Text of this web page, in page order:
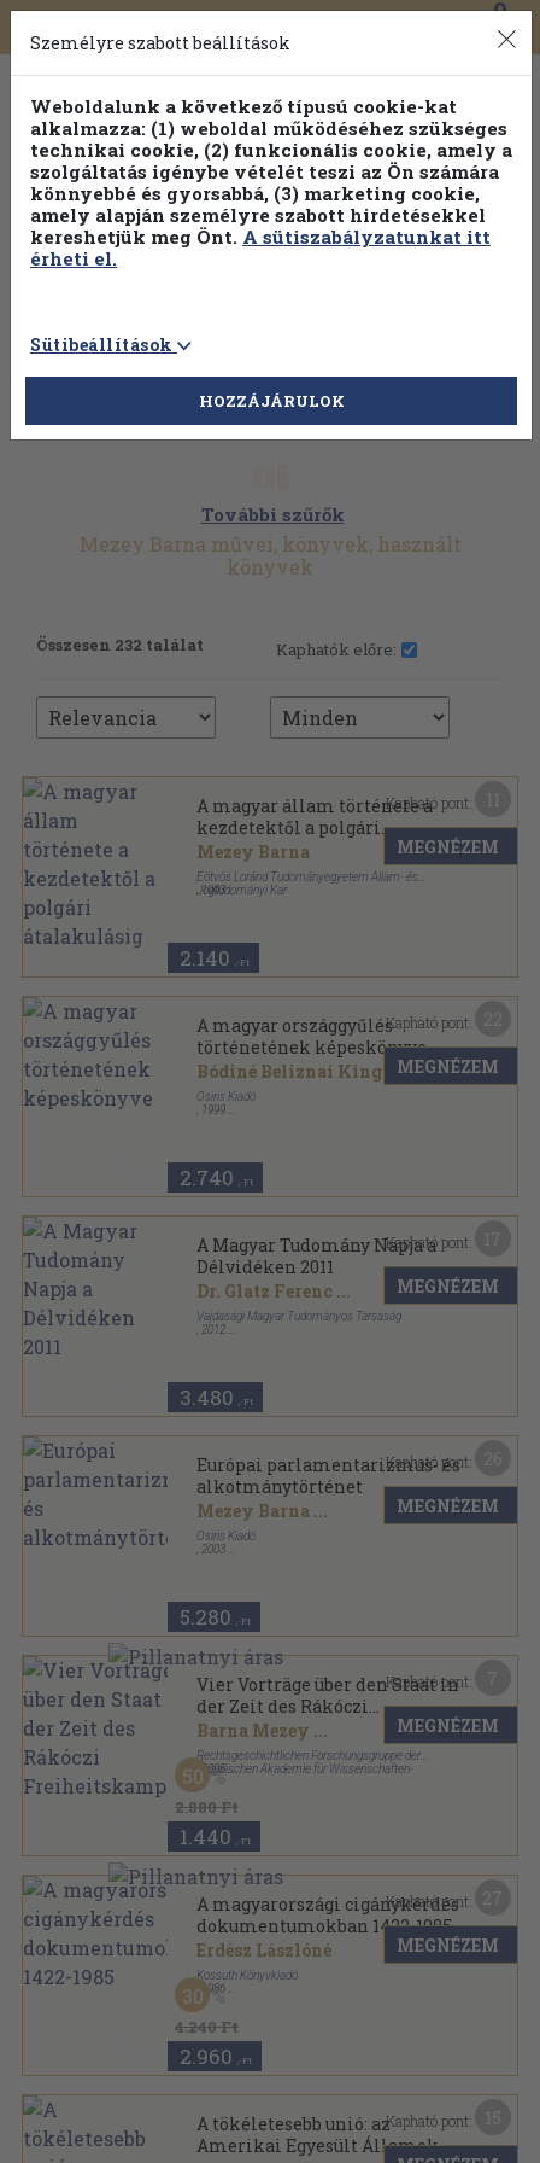
Toggle
navigation
0
További szűrők
Mezey Barna művei, könyvek, használt
könyvek
Összesen 232 találat Kaphatók előre:
A magyar állam története a
kezdetektől a polgári
átalakulásig
Mezey Barna
Eötvös Loránd Tudományegyetem Állam- és
Jogtudományi Kar
,1993
2.140 ,-Ft
Kapható pont:
MEGNÉZEM
A magyar országgyűlés
történetének képeskönyve
Bódiné Beliznai Kinga ...
Osiris Kiadó
1999
2.740 ,-Ft
Kapható pont:
MEGNÉZEM
A Magyar Tudomány Napja a
Délvidéken 2011
Dr. Glatz Ferenc ...
Vajdasági Magyar Tudományos Társaság
2012
3.480 ,-Ft
Kapható pont:
MEGNÉZEM
Európai parlamentarizmus- és
alkotmánytörténet
Mezey Barna ...
Osiris Kiadó
2003
5.280 ,-Ft
Kapható pont:
MEGNÉZEM
Vier Vorträge über den Staat in
der Zeit des Rákóczi
Freiheitskampfes
Barna Mezey ...
Rechtsgeschichtlichen Forschungsgruppe der
Ungarischen Akademie für Wissenschaften-
Ungarische Rechtsgeschichte Eötvös Loránd
Universität
, 2005
Tűzött kötés
Rechtsgeschichtliche Vorträge sorozat
2.880 Ft
50
1.440 ,-Ft
Kapható pont:
MEGNÉZEM
A magyarországi cigánykérdés
dokumentumokban 1422-1985
Erdész Lászlóné
Kossuth Könyvkiadó
, 1986
Fűzött kemény papírkötés
4.240 Ft
30
2.960 ,-Ft
Kapható pont:
MEGNÉZEM
A tökéletesebb unió: az
Amerikai Egyesült Államok
Kapható pont:
Személyre szabott beállítások
Weboldalunk a következő típusú cookie-kat
alkalmazza: (1) weboldal működéséhez szükséges
technikai cookie, (2) funkcionális cookie, amely a
szolgáltatás igénybe vételét teszi az Ön számára
könnyebbé és gyorsabbá, (3) marketing cookie,
amely alapján személyre szabott hirdetésekkel
kereshetjük meg Önt. A sütiszabályzatunkat itt
érheti el.
Sütibeállítások
HOZZÁJÁRULOK